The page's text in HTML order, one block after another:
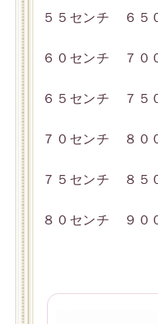
５５センチ ６５
６０センチ ７０
６５センチ ７５
７０センチ ８０
７５センチ ８５
８０センチ ９０